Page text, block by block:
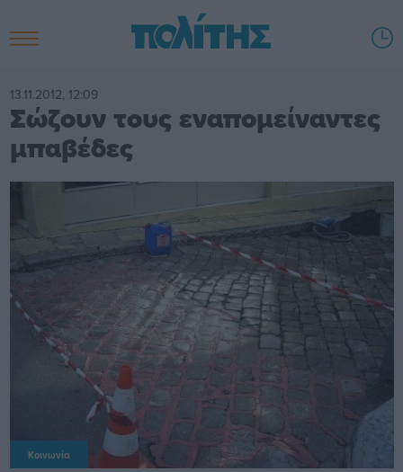
13.11.2012, 12:09
Σώζουν τους εναπομείναντες
μπαβέδες
Κοινωνία